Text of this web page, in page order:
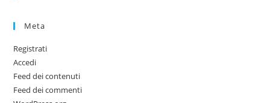
Meta
Registrati
Accedi
Feed dei contenuti
Feed dei commenti